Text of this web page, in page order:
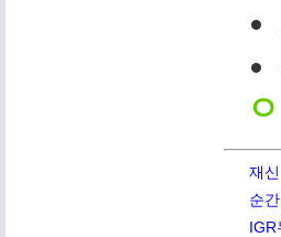
재
순
IGR